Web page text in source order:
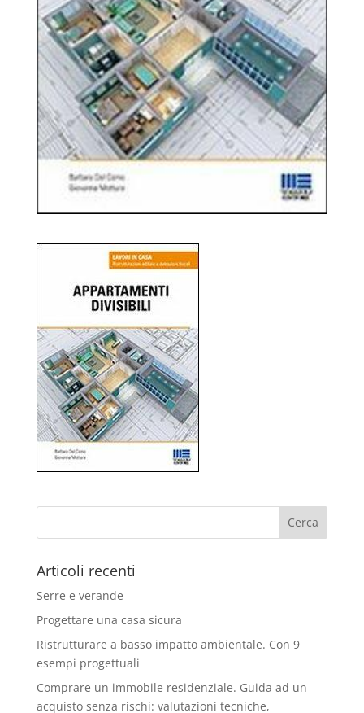
Articoli recenti
Serre e verande
Progettare una casa sicura
Ristrutturare a basso impatto ambientale. Con 9
esempi progettuali
Comprare un immobile residenziale. Guida ad un
acquisto senza rischi: valutazioni tecniche,